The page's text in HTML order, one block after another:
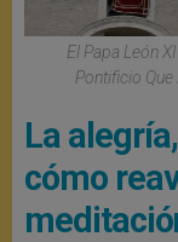
El Papa León
Pontificio Que
La
cómo